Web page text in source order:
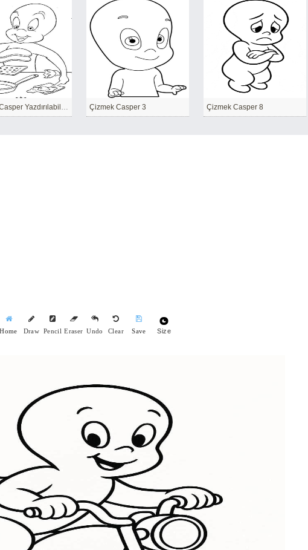
Çizmek Casper Yazdırılabilir temel Çizmek Casper 3 Çizmek Casper 8
Home Draw Pencil Eraser Undo Clear Save Size